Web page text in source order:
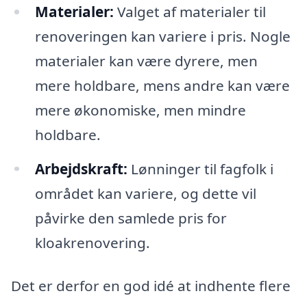
Materialer: Valget af materialer til
renoveringen kan variere i pris. Nogle
materialer kan være dyrere, men
mere holdbare, mens andre kan være
mere økonomiske, men mindre
holdbare.
Arbejdskraft: Lønninger til fagfolk i
området kan variere, og dette vil
påvirke den samlede pris for
kloakrenovering.
Det er derfor en god idé at indhente flere